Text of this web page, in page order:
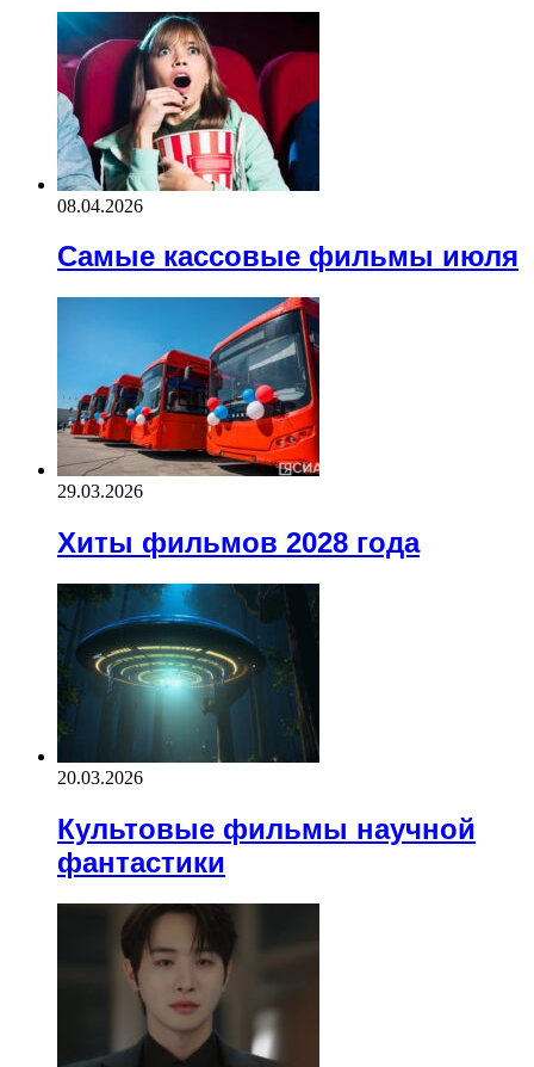
08.04.2026
Самые кассовые фильмы июля
29.03.2026
Хиты фильмов 2028 года
20.03.2026
Культовые фильмы научной
фантастики